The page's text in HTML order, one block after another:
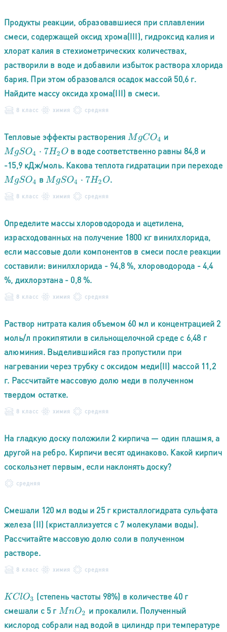
Продукты реакции, образовавшиеся при сплавлении
смеси, содержащей оксид хрома(III), гидроксид калия и
хлорат калия в стехиометрических количествах,
растворили в воде и добавили избыток раствора хлорида
бария. При этом образовался осадок массой 50,6 г.
Найдите массу оксида хрома(III) в смеси.
8 класс химия средняя
Тепловые эффекты растворения MgCO4
и
MgSO4⋅7 H2O
в воде соответственно равны 84,8 и
-15,9 кДж/моль. Какова теплота гидратации при переходе
MgSO4 в MgSO4⋅7 H2O .
8 класс химия средняя
Определите массы хлороводорода и ацетилена,
израсходованных на получение 1800 кг винилхлорида,
если массовые доли компонентов в смеси после реакции
составили: винилхлорида - 94,8 %, хлороводорода - 4,4
%, дихлорэтана - 0,8 %.
8 класс химия средняя
Раствор нитрата калия объемом 60 мл и концентрацией 2
моль/л прокипятили в сильнощелочной среде с 6,48 г
алюминия. Выделившийся газ пропустили при
нагревании через трубку с оксидом меди(II) массой 11,2
г. Рассчитайте массовую долю меди в полученном
твердом остатке.
8 класс химия средняя
На гладкую доску положили 2 кирпича — один плашмя, а
другой на ребро. Кирпичи весят одинаково. Какой кирпич
соскользнет первым, если наклонять доску?
средняя
Смешали 120 мл воды и 25 г кристаллогидрата сульфата
железа (II) (кристаллизуется с 7 молекулами воды).
Рассчитайте массовую долю соли в полученном
растворе.
8 класс химия средняя
KClO3
(степень частоты 98%) в количестве 40 г
смешали с 5 гMnO2
и прокалили. Полученный
кислород собрали над водой в цилиндр при температуре